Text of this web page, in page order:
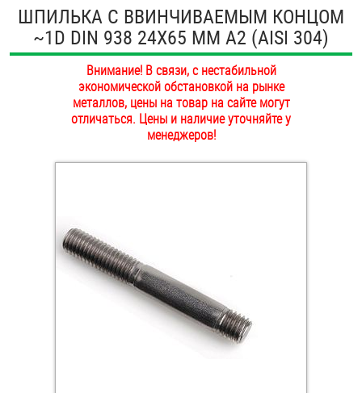
ОПТ
ПОКУПАТЕЛЯМ
ОПЛАТА И ДОСТАВКА
НАШИ МАГАЗИНЫ
Антивандальный крепёж, инструмент
Болты и винты
Втулки
Заклепки (Гайки-Заклепки)
Крюки, кольца с метрической резьбой
ШПИЛЬКА C ВВИНЧИВАЕМЫМ КОНЦОМ
~1D DIN 938 24Х65 ММ А2 (AISI 304)
Внимание! В связи, с нестабильной
экономической обстановкой на рынке
металлов, цены на товар на сайте могут
отличаться. Цены и наличие уточняйте у
менеджеров!